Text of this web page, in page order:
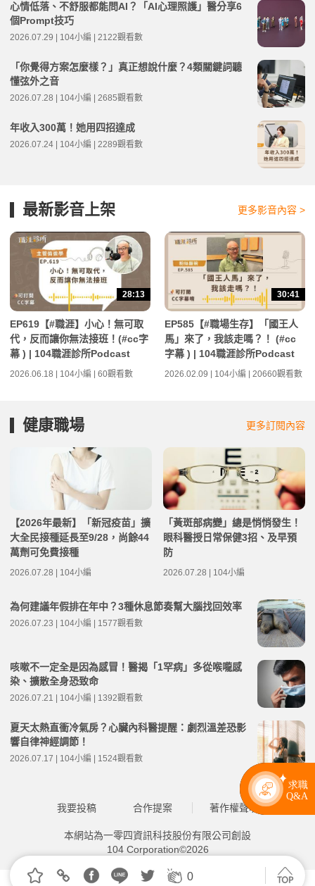
0
心情低落、不舒服都能問AI？「AI心理照護」醫分享6
個Prompt技巧
2026.07.29 | 104小編 | 2122觀看數
「你覺得方案怎麼樣？」真正想說什麼？4類關鍵詞聽
懂弦外之音
2026.07.28 | 104小編 | 2685觀看數
年收入300萬！她用四招達成
2026.07.24 | 104小編 | 2289觀看數
最新影音上架 更多影音內容 >
28:13
EP619【#職涯】小心！無可取
代，反而讓你無法接班！(#cc字
幕 ) | 104職涯診所Podcast
2026.06.18 | 104小編 | 60觀看數
30:41
EP585【#職場生存】「國王人
馬」來了，我該走嗎？！ (#cc
字幕 ) | 104職涯診所Podcast
2026.02.09 | 104小編 | 20660觀看數
健康職場 更多訂閱內容
【2026年最新】「新冠疫苗」擴
大全民接種延長至9/28，尚餘44
萬劑可免費接種
2026.07.28 | 104小編
「黃斑部病變」總是悄悄發生！
眼科醫授日常保健3招、及早預
防
2026.07.28 | 104小編
為何建議年假排在年中？3種休息節奏幫大腦找回效率
2026.07.23 | 104小編 | 1577觀看數
咳嗽不一定全是因為感冒！醫揭「1罕病」多從喉嚨感
染、擴散全身恐致命
2026.07.21 | 104小編 | 1392觀看數
夏天太熱直衝冷氣房？心臟內科醫提醒：劇烈溫差恐影
響自律神經調節！
2026.07.17 | 104小編 | 1524觀看數
我要投稿 合作提案 著作權聲明
本網站為一零四資訊科技股份有限公司創設
104 Corporation©2026